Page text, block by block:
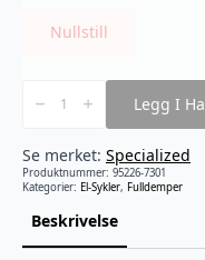
Nullstill
Alloy
antall
Legg I
Se merket: Specialized
Produktnummer: 95226-7301
Kategorier: El-Sykler, Fulldemper
Beskrivelse